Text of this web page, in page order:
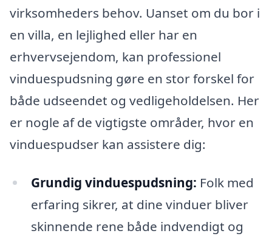
virksomheders behov. Uanset om du bor i
en villa, en lejlighed eller har en
erhvervsejendom, kan professionel
vinduespudsning gøre en stor forskel for
både udseendet og vedligeholdelsen. Her
er nogle af de vigtigste områder, hvor en
vinduespudser kan assistere dig:
Grundig vinduespudsning: Folk med
erfaring sikrer, at dine vinduer bliver
skinnende rene både indvendigt og